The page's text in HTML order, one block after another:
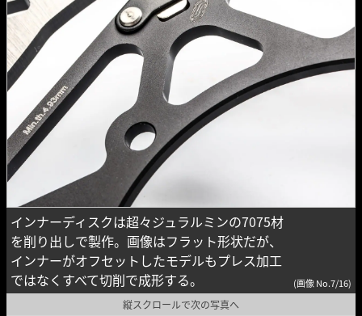
インナーディスクは超々ジュラルミンの7075材
を削り出しで製作。画像はフラット形状だが、
インナーがオフセットしたモデルもプレス加工
ではなくすべて切削で成形する。
(画像 No.7/16)
縦スクロールで次の写真へ